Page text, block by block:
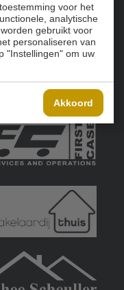
voor het
analytische
gebruikt voor
personaliseren van
"Instellingen" om uw
Akkoord